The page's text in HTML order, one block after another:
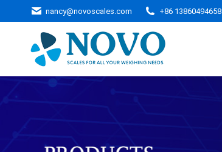
nancy@novoscales.com +86 13860494658